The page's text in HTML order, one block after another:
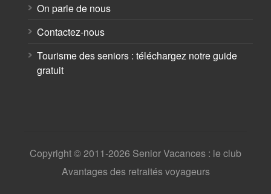
On parle de nous
Contactez-nous
Tourisme des seniors : téléchargez notre guide
gratuit
Copyright © 2011-2026 Senior Vacances : le club
Avantages des retraités voyageurs